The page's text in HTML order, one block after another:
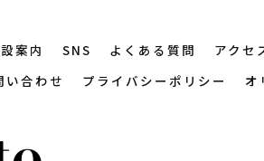
案内 SNS よくある質問 アクセ
い合わせ プライバシーポリシー オ